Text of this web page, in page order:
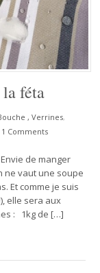
la féta
, Verrines,
1 Comments
de manger
ne vaut une soupe
Et comme je suis
elle sera aux
: 1kg de […]